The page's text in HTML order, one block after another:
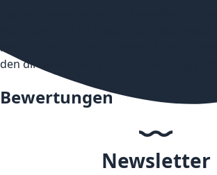
Flasche mit 10 ml Inhalt. Das
mit 10 mg/ml oder 20 mg/ml Nikotin
den direkten Gebrauch in Ihrer E-
Bewertungen
Newsletter